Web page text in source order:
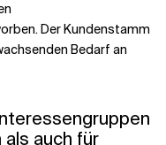
Der Kundenstamm
Bedarf an
auch für